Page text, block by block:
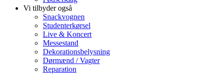
Vi tilbyder også
Snackvognen
Studenterkørsel
Live & Koncert
Messestand
Dekorationsbelysning
Dørmænd / Vagter
Reparation